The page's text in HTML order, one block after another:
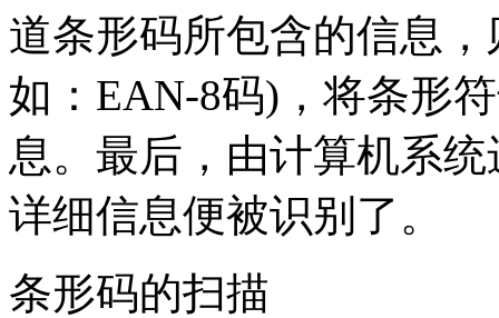
道条形码所包含的信息
如：EAN-8码)，将条形
息。最后，由计算机系
详细信息便被识别了。
条形码的扫描